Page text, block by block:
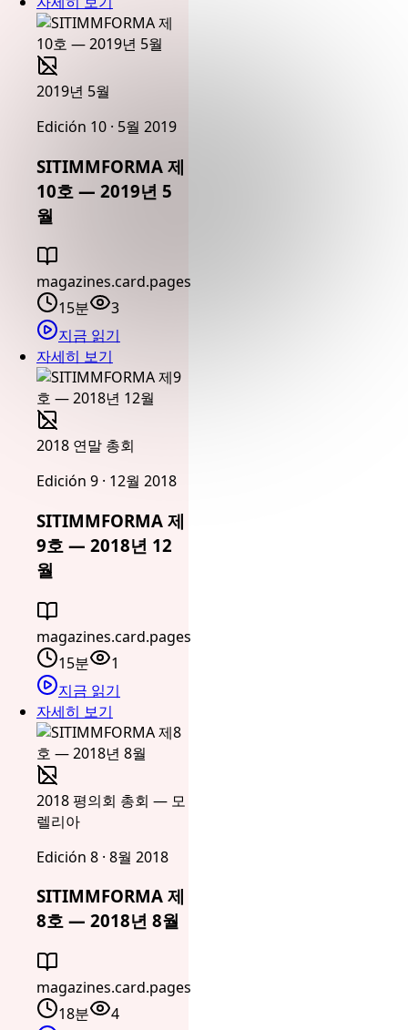
2019년 5월
Edición 10 · 5월 2019
SITIMMFORMA 제
10호 — 2019년 5
월
magazines.card.pages
15분
3
지금 읽기
자세히 보기
2018 연말 총회
Edición 9 · 12월 2018
SITIMMFORMA 제
9호 — 2018년 12
월
magazines.card.pages
15분
1
지금 읽기
자세히 보기
2018 평의회 총회 — 모
렐리아
Edición 8 · 8월 2018
SITIMMFORMA 제
8호 — 2018년 8월
magazines.card.pages
18분
4